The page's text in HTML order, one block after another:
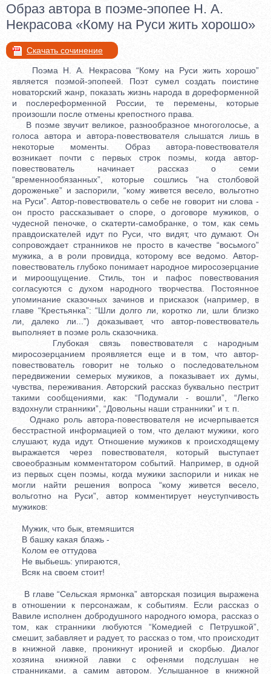
Образ автора в поэме-эпопее Н. А.
Некрасова «Кому на Руси жить хорошо»
Скачать сочинение
Поэма Н. А. Некрасова “Кому на Руси жить хорошо”
является поэмой-эпопеей. Поэт сумел создать поистине
новаторский жанр, показать жизнь народа в дореформенной
и послереформенной России, те перемены, которые
произошли после отмены крепостного права.
В поэме звучит великое, разнообразное многоголосье, а
голоса автора и автора-повествователя слышатся лишь в
некоторые моменты. Образ автора-повествователя
возникает почти с первых строк поэмы, когда автор-
повествователь начинает рассказ о семи
“временнообязанных”, которые сошлись “на столбовой
дороженьке” и заспорили, “кому живется весело, вольготно
на Руси”. Автор-повествователь о себе не говорит ни слова -
он просто рассказывает о споре, о договоре мужиков, о
чудесной пеночке, о скатерти-самобранке, о том, как семь
правдоискателей идут по Руси, что видят, что думают. Он
сопровождает странников не просто в качестве “восьмого”
мужика, а в роли провидца, которому все ведомо. Автор-
повествователь глубоко понимает народное миросозерцание
и мироощущение. Стиль, тон и пафос повествования
согласуются с духом народного творчества. Постоянное
упоминание сказочных зачинов и присказок (например, в
главе “Крестьянка”: “Шли долго ли, коротко ли, шли близко
ли, далеко ли...”) доказывает, что автор-повествователь
выполняет в поэме роль сказочника.
Глубокая связь повествователя с народным
миросозерцанием проявляется еще и в том, что автор-
повествователь говорит не только о последовательном
передвижении семерых мужиков, а показывает их думы,
чувства, переживания. Авторский рассказ буквально пестрит
такими сообщениями, как: “Подумали - вошли”, “Легко
вздохнули странники”, “Довольны наши странники” и т. п.
Однако роль автора-повествователя не исчерпывается
бесстрастной информацией о том, что делают мужики, кого
слушают, куда идут. Отношение мужиков к происходящему
выражается через повествователя, который выступает
своеобразным комментатором событий. Например, в одной
из первых сцен поэмы, когда мужики заспорили и никак не
могли найти решения вопроса “кому живется весело,
вольготно на Руси”, автор комментирует неуступчивость
мужиков:
Мужик, что бык, втемяшится
В башку какая блажь -
Колом ее оттудова
Не выбьешь: упираются,
Всяк на своем стоит!
В главе “Сельская ярмонка” авторская позиция выражена
в отношении к персонажам, к событиям. Если рассказ о
Вавиле исполнен добродушного народного юмора, рассказ о
том, как странники любуются “Комедией с Петрушкой”,
смешит, забавляет и радует, то рассказ о том, что происходит
в книжной лавке, проникнут иронией и скорбью. Диалог
хозяина книжной лавки с офенями подслушан не
странниками, а самим автором. Услышанное в книжной